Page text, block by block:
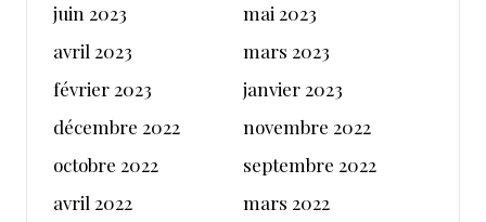
juin 2023
mai 2023
avril 2023
mars 2023
février 2023
janvier 2023
décembre 2022
novembre 2022
octobre 2022
septembre 2022
avril 2022
mars 2022